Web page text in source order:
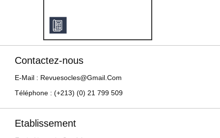
Contactez-nous
E-Mail : Revuesocles@gmail.com
Téléphone : (+213) (0) 21 799 509
Etablissement